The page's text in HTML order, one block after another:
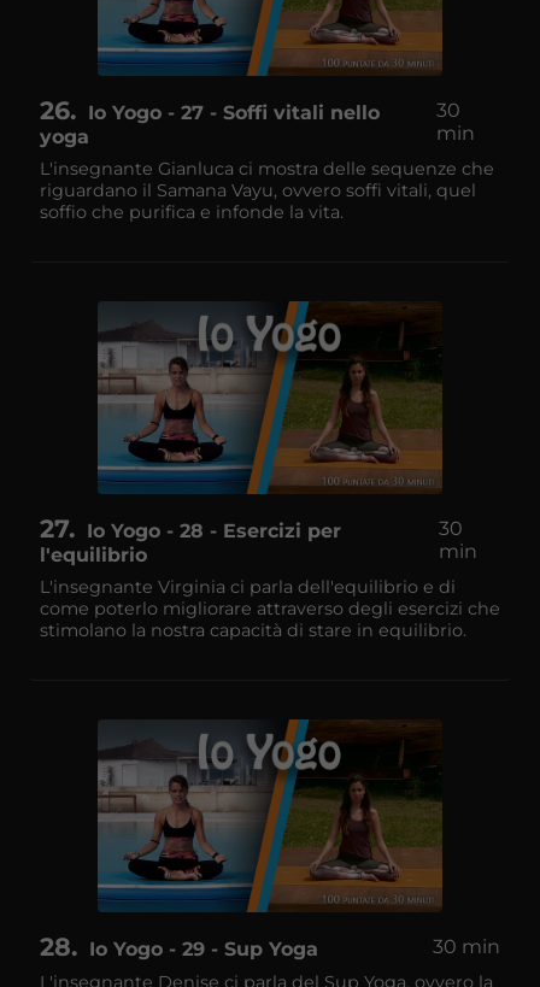
26
Io Yogo - 27 - Soffi vitali nello
yoga
30
min
L'insegnante Gianluca ci mostra delle sequenze che
riguardano il Samana Vayu, ovvero soffi vitali, quel
soffio che purifica e infonde la vita.
27
Io Yogo - 28 - Esercizi per
l'equilibrio
30
min
L'insegnante Virginia ci parla dell'equilibrio e di
come poterlo migliorare attraverso degli esercizi che
stimolano la nostra capacità di stare in equilibrio.
28 Io Yogo - 29 - Sup Yoga 30 min
L'insegnante Denise ci parla del Sup Yoga, ovvero la